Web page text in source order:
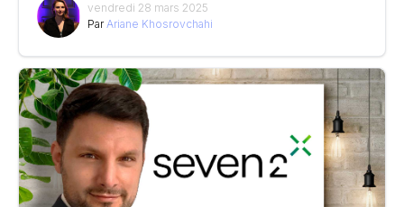
vendredi 28 mars 2025
Par Ariane Khosrovchahi